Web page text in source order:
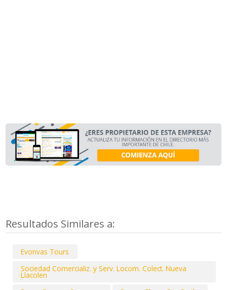
Resultados Similares a:
Evonvas Tours
Sociedad Comercializ. y Serv. Locom. Colect. Nueva
Llacolen